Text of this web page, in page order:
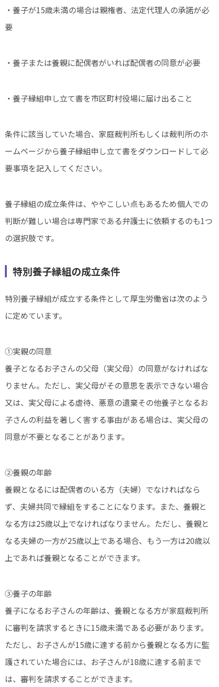
・養子が15歳未満の場合は親権者、法定代理人の承諾が必
要
・養子または養親に配偶者がいれば配偶者の同意が必要
・養子縁組申し立て書を市区町村役場に届け出ること
条件に該当していた場合、家庭裁判所もしくは裁判所のホ
ームページから養子縁組申し立て書をダウンロードして必
要事項を記入してください。
養子縁組の成立条件は、ややこしい点もあるため個人での
判断が難しい場合は専門家である弁護士に依頼するのも1つ
の選択肢です。
特別養子縁組の成立条件
特別養子縁組が成立する条件として厚生労働省は次のよう
に定めています。
①実親の同意
養子となるお子さんの父母（実父母）の同意がなければな
りません。ただし、実父母がその意思を表示できない場合
又は、実父母による虐待、悪意の遺棄その他養子となるお
子さんの利益を著しく害する事由がある場合は、実父母の
同意が不要となることがあります。
②養親の年齢
養親となるには配偶者のいる方（夫婦）でなければなら
ず、夫婦共同で縁組をすることになります。また、養親と
なる方は25歳以上でなければなりません。ただし、養親と
なる夫婦の一方が25歳以上である場合、もう一方は20歳以
上であれば養親となることができます。
③養子の年齢
養子になるお子さんの年齢は、養親となる方が家庭裁判所
に審判を請求するときに15歳未満である必要があります。
ただし、お子さんが15歳に達する前から養親となる方に監
護されていた場合には、お子さんが18歳に達する前まで
は、審判を請求することができます。